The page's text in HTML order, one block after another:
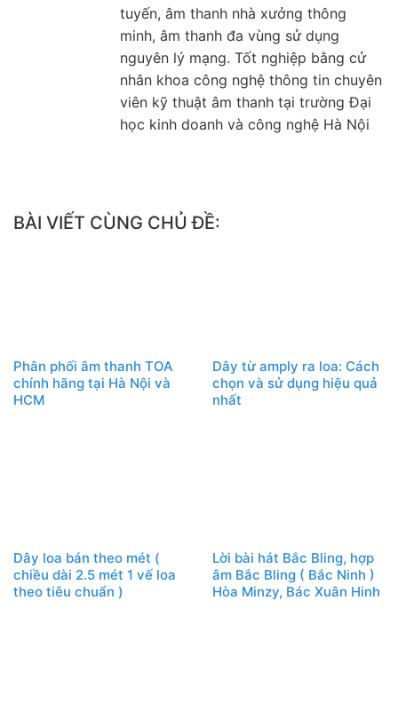
tuyến, âm thanh nhà xưởng thông
minh, âm thanh đa vùng sử dụng
nguyên lý mạng. Tốt nghiệp bằng cử
nhân khoa công nghệ thông tin chuyên
viên kỹ thuật âm thanh tại trường Đại
học kinh doanh và công nghệ Hà Nội
BÀI VIẾT CÙNG CHỦ ĐỀ:
Phân phối âm thanh TOA
chính hãng tại Hà Nội và
HCM
Dây từ amply ra loa: Cách
chọn và sử dụng hiệu quả
nhất
Dây loa bán theo mét (
chiều dài 2.5 mét 1 vế loa
theo tiêu chuẩn )
Lời bài hát Bắc Bling, hợp
âm Bắc Bling ( Bắc Ninh )
Hòa Minzy, Bác Xuân Hinh